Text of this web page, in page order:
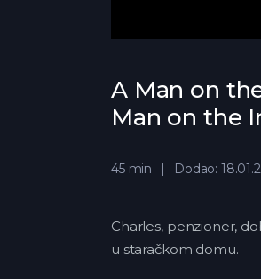
A Man on
Man on the
45 min Dodao:
Charles, penzioner,
u staračkom domu.